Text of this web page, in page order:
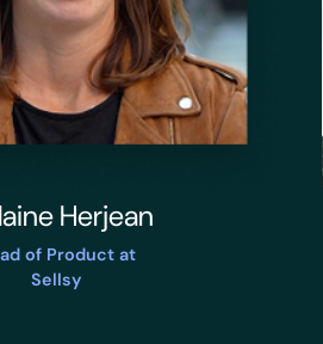
Herjean
of Product at
Sellsy